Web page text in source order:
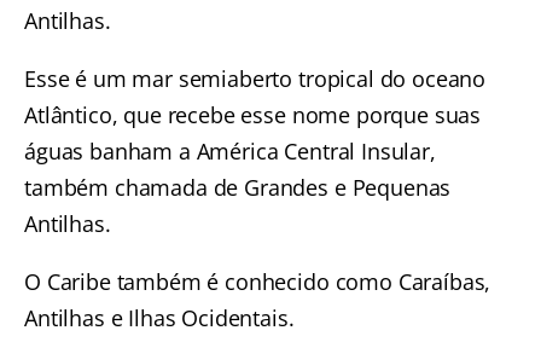
Antilhas.
Esse é um mar semiaberto tropical do oceano
Atlântico, que recebe esse nome porque suas
águas banham a América Central Insular,
também chamada de Grandes e Pequenas
Antilhas.
O Caribe também é conhecido como Caraíbas,
Antilhas e Ilhas Ocidentais.